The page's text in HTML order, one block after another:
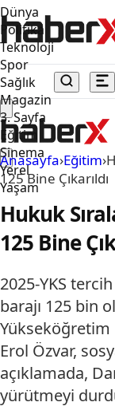
Dünya
Politika
Teknoloji
Spor
Sağlık
Magazin
3. Sayfa
Eğitim
Sinema
Yerel
Yaşam
Anasayfa›Eğitim›
125 Bine Çıkarıldı
Hukuk
125 Bine
2025-YKS
barajı 125 bin
Yükseköğretim
Erol Özvar,
açıklamada,
yürütmeyi